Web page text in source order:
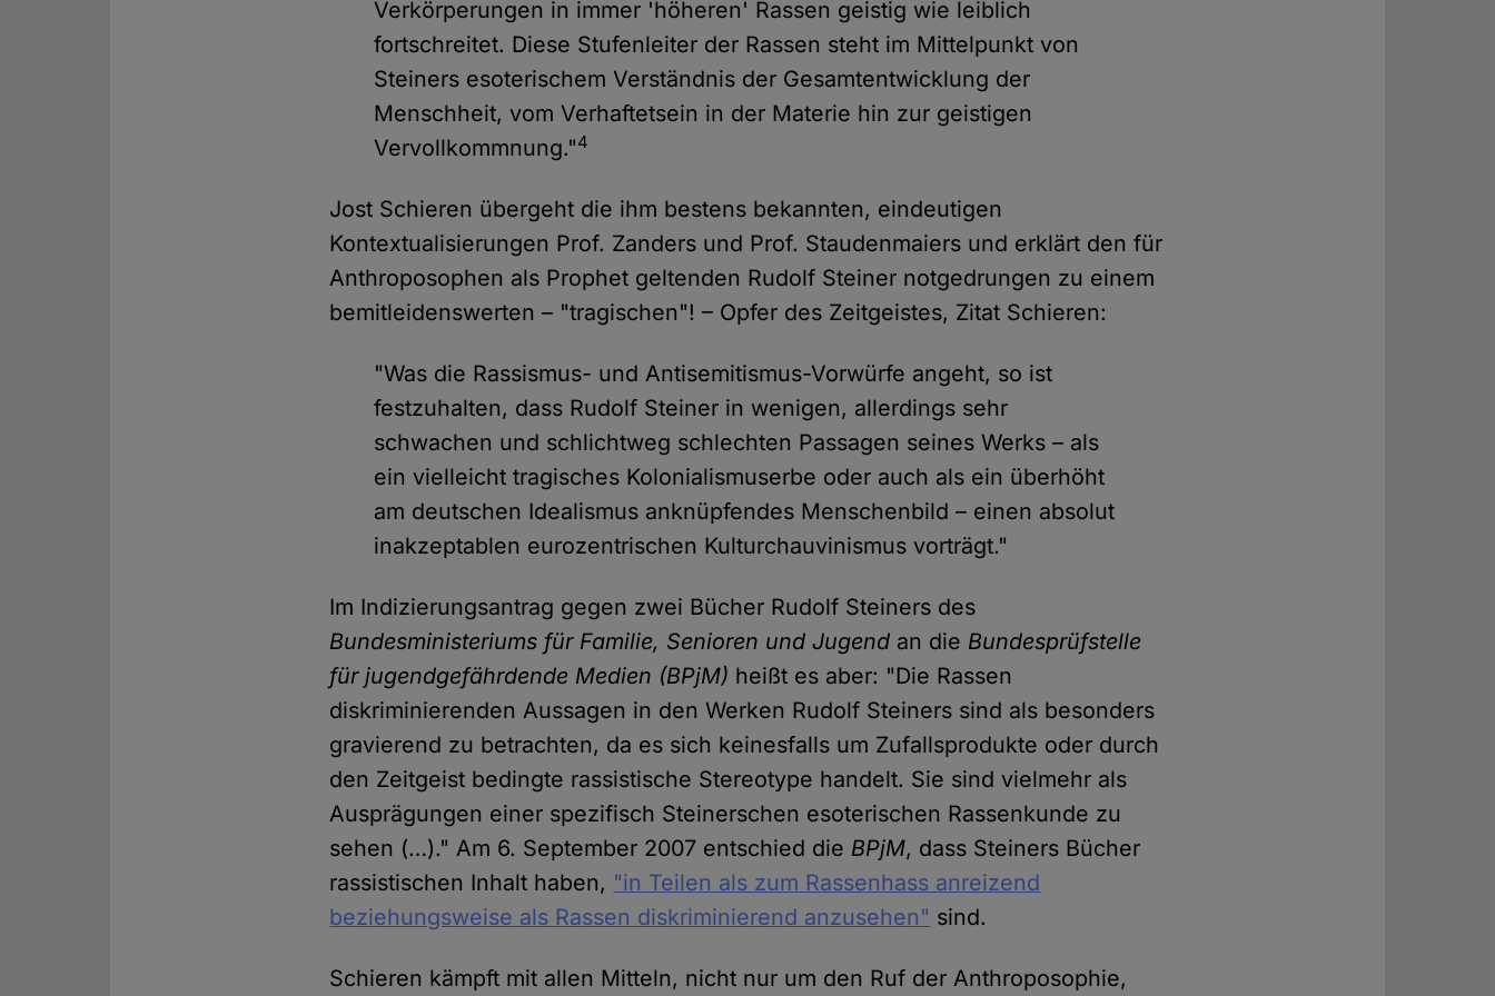
Verkörperungen in immer 'höheren' Rassen geistig wie leiblich
fortschreitet. Diese Stufenleiter der Rassen steht im Mittelpunkt von
Steiners esoterischem Verständnis der Gesamtentwicklung der
Menschheit, vom Verhaftetsein in der Materie hin zur geistigen
Vervollkommnung."4
Jost Schieren übergeht die ihm bestens bekannten, eindeutigen
Kontextualisierungen Prof. Zanders und Prof. Staudenmaiers und erklärt den für
Anthroposophen als Prophet geltenden Rudolf Steiner notgedrungen zu einem
bemitleidenswerten – "tragischen"! – Opfer des Zeitgeistes, Zitat Schieren:
"Was die Rassismus- und Antisemitismus-Vorwürfe angeht, so ist
festzuhalten, dass Rudolf Steiner in wenigen, allerdings sehr
schwachen und schlichtweg schlechten Passagen seines Werks – als
ein vielleicht tragisches Kolonialismuserbe oder auch als ein überhöht
am deutschen Idealismus anknüpfendes Menschenbild – einen absolut
inakzeptablen eurozentrischen Kulturchauvinismus vorträgt."
Im Indizierungsantrag gegen zwei Bücher Rudolf Steiners des
Bundesministeriums für Familie, Senioren und Jugend an die Bundesprüfstelle
für jugendgefährdende Medien (BPjM) heißt es aber: "Die Rassen
diskriminierenden Aussagen in den Werken Rudolf Steiners sind als besonders
gravierend zu betrachten, da es sich keinesfalls um Zufallsprodukte oder durch
den Zeitgeist bedingte rassistische Stereotype handelt. Sie sind vielmehr als
Ausprägungen einer spezifisch Steinerschen esoterischen Rassenkunde zu
sehen (…)." Am 6. September 2007 entschied die BPjM, dass Steiners Bücher
rassistischen Inhalt haben, "in Teilen als zum Rassenhass anreizend
beziehungsweise als Rassen diskriminierend anzusehen" sind.
Schieren kämpft mit allen Mitteln, nicht nur um den Ruf der Anthroposophie,